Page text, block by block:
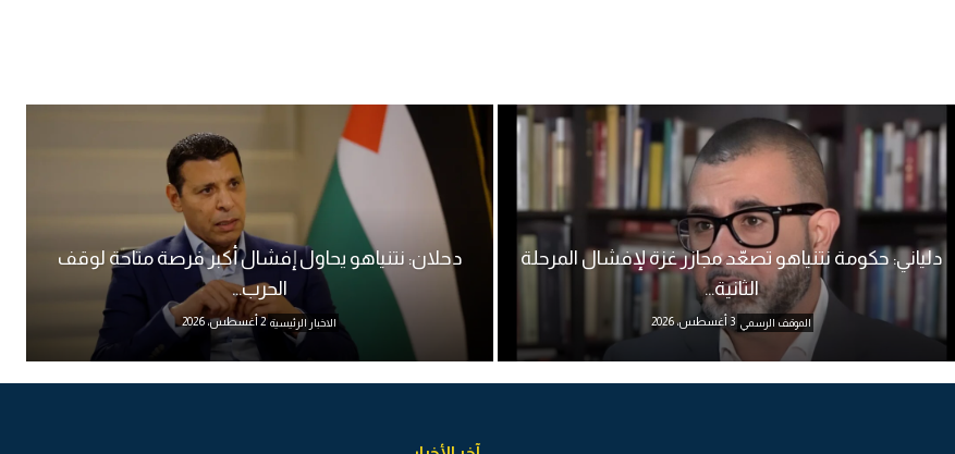
دلياني: حكومة نتنياهو تصعّد مجازر غزة لإفشال المرحلة
الثانية...
الموقف الرسمي 3 أغسطس، 2026
دحلان: نتنياهو يحاول إفشال أكبر فرصة متاحة لوقف
الحرب...
الاخبار الرئيسية 2 أغسطس، 2026